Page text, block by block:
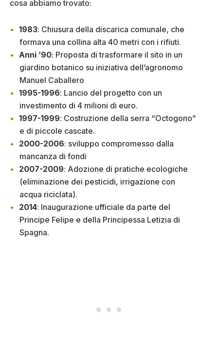
cosa abbiamo trovato:
1983: Chiusura della discarica comunale, che
formava una collina alta 40 metri con i rifiuti.
Anni ’90: Proposta di trasformare il sito in un
giardino botanico su iniziativa dell’agronomo
Manuel Caballero
1995-1996: Lancio del progetto con un
investimento di 4 milioni di euro.
1997-1999: Costruzione della serra “Octogono”
e di piccole cascate.
2000-2006: sviluppo compromesso dalla
mancanza di fondi
2007-2009: Adozione di pratiche ecologiche
(eliminazione dei pesticidi, irrigazione con
acqua riciclata).
2014: Inaugurazione ufficiale da parte del
Principe Felipe e della Principessa Letizia di
Spagna.